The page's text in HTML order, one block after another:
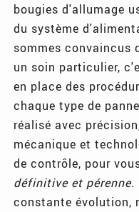
bougies d'allumage
du système
sommes convaincus
un soin particulier,
en place des
chaque type de
réalisé avec
mécanique et
de contrôle, pour
définitive et pérenne.
constante évolution,